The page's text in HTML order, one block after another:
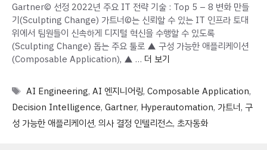
Gartner© 선정 2022년 주요 IT 전략 기술 : Top 5 – 8 변화 만들
기(Sculpting Change) 가트너©는 신뢰할 수 있는 IT 인프라 토대
위에서 팀원들이 신속하게 디지털 혁신을 수행할 수 있도록
(Sculpting Change) 돕는 주요 툴로 ▲ 구성 가능한 애플리케이션
(Composable Application), ▲ … 더 보기
Tags
AI Engineering, AI 엔지니어링, Composable Application,
Decision Intelligence, Gartner, Hyperautomation, 가트너, 구
성 가능한 애플리케이션, 의사 결정 인텔리전스, 초자동화